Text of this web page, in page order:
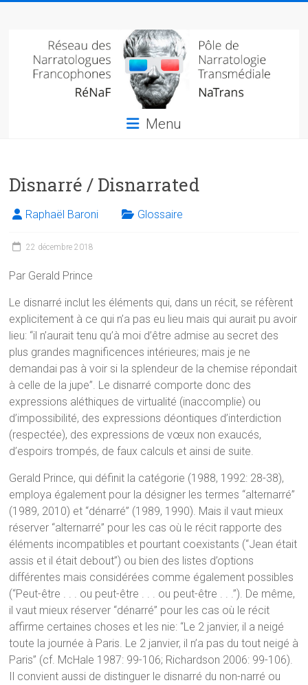
Réseau
des
narratologues
francophone
de
transmédiale
Menu
Disnarré / Disnarrated
Raphaël Baroni Glossaire
22 décembre 2018
Par Gerald Prince
Le disnarré inclut les éléments qui, dans un récit, se réfèrent
explicitement à ce qui n’a pas eu lieu mais qui aurait pu avoir
lieu: “il n’aurait tenu qu’à moi d’être admise au secret des
plus grandes magnificences intérieures; mais je ne
demandai pas à voir si la splendeur de la chemise répondait
à celle de la jupe”. Le disnarré comporte donc des
expressions aléthiques de virtualité (inaccomplie) ou
d’impossibilité, des expressions déontiques d’interdiction
(respectée), des expressions de vœux non exaucés,
d’espoirs trompés, de faux calculs et ainsi de suite.
Gerald Prince, qui définit la catégorie (1988, 1992: 28-38),
employa également pour la désigner les termes “alternarré”
(1989, 2010) et “dénarré” (1989, 1990). Mais il vaut mieux
réserver “alternarré” pour les cas où le récit rapporte des
éléments incompatibles et pourtant coexistants (“Jean était
assis et il était debout”) ou bien des listes d’options
différentes mais considérées comme également possibles
(“Peut-être . . . ou peut-être . . . ou peut-être . . .”). De même,
il vaut mieux réserver “dénarré” pour les cas où le récit
affirme certaines choses et les nie: “Le 2 janvier, il a neigé
toute la journée à Paris. Le 2 janvier, il n’a pas du tout neigé à
Paris” (cf. McHale 1987: 99-106; Richardson 2006: 99-106).
Il convient aussi de distinguer le disnarré du non-narré ou